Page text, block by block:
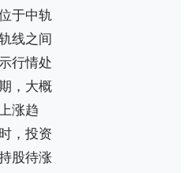
于中轨
线之间
行情处
，大概
涨趋
，投资
股待涨